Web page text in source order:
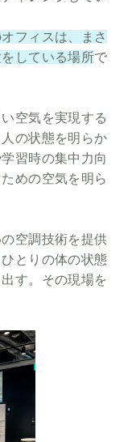
フィスは、まさ
している場所で
空気を実現する
の状態を明らか
習時の集中力向
めの空気を明ら
空調技術を提供
とりの体の状態
す。その現場を